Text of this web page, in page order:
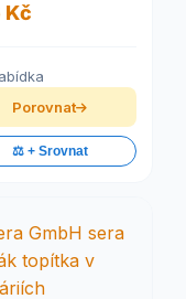
Kč
Porovnat
⚖️ + Srovnat